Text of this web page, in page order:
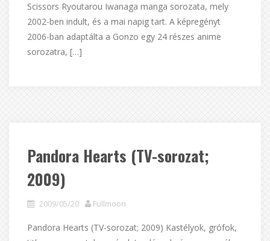
Scissors Ryoutarou Iwanaga manga sorozata, mely
2002-ben indult, és a mai napig tart. A képregényt
2006-ban adaptálta a Gonzo egy 24 részes anime
sorozatra, […]
Pandora Hearts (TV-sorozat;
2009)
2009/05/20 Fullmoon
Pandora Hearts (TV-sorozat; 2009) Kastélyok, grófok,